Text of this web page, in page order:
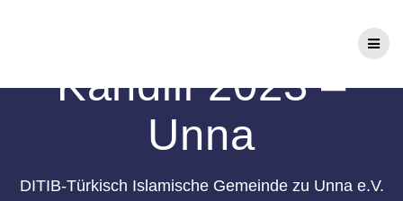
Berat
Kandili 2023 –
Unna
DITIB-Türkisch Islamische Gemeinde zu Unna e.V.